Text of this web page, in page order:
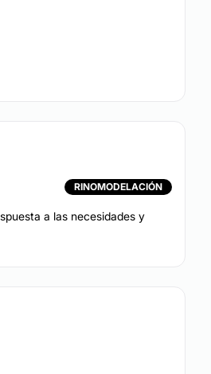
RINOMODELACIÓN
a las necesidades y